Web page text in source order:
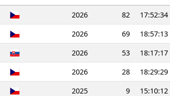
2026 82 17:52:34
2026 69 18:57:13
2026 53 18:17:17
2026 28 18:29:29
2025 9 15:10:12